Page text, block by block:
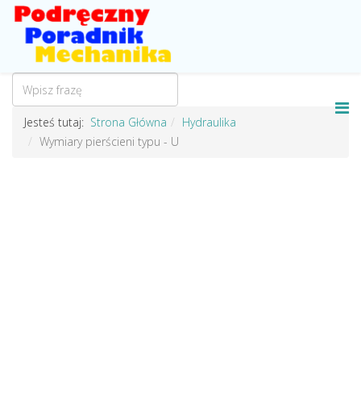
Jesteś tutaj: Strona Główna
Hydraulika
Wymiary pierścieni typu - U